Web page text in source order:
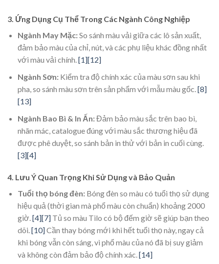
3. Ứng Dụng Cụ Thể Trong Các Ngành Công Nghiệp
Ngành May Mặc:So sánh màu vải giữa các lô sản xuất,
đảm bảo màu của chỉ, nút, và các phụ liệu khác đồng nhất
với màu vải chính.[1][12]
Ngành Sơn:Kiểm tra độ chính xác của màu sơn sau khi
pha, so sánh màu sơn trên sản phẩm với mẫu màu gốc.[8]
[13]
Ngành Bao Bì & In Ấn:Đảm bảo màu sắc trên bao bì,
nhãn mác, catalogue đúng với màu sắc thương hiệu đã
được phê duyệt, so sánh bản in thử với bản in cuối cùng.
[3][4]
4. Lưu Ý Quan Trọng Khi Sử Dụng và Bảo Quản
Tuổi thọ bóng đèn:Bóng đèn so màu có tuổi thọ sử dụng
hiệu quả (thời gian mà phổ màu còn chuẩn) khoảng 2000
giờ.[4][7]Tủ so màu Tilo có bộ đếm giờ sẽ giúp bạn theo
dõi.[10]Cần thay bóng mới khi hết tuổi thọ này, ngay cả
khi bóng vẫn còn sáng, vì phổ màu của nó đã bị suy giảm
và không còn đảm bảo độ chính xác.[14]